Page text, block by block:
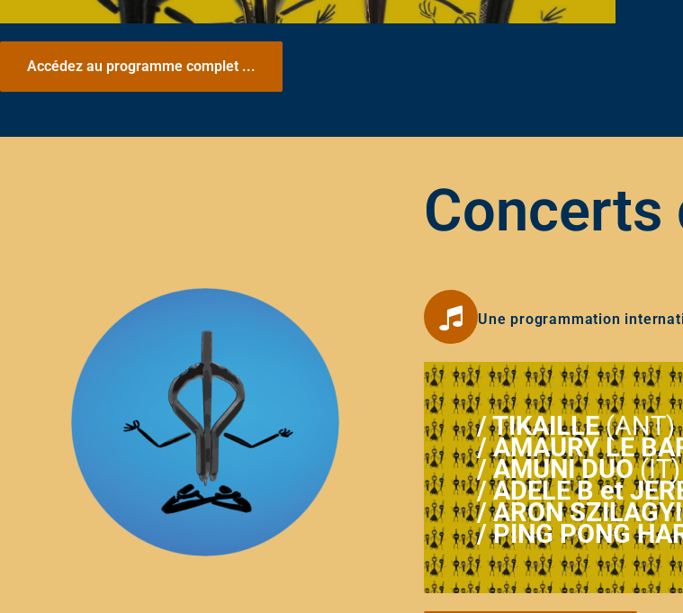
Accédez au programme complet ...
Concerts
Une programmation
/TIKAILLE(ANT)
/AMAURY LE
/AMUNI DUO(IT)
/ADELE B et
/ARON SZILAGYI
/PING PONG